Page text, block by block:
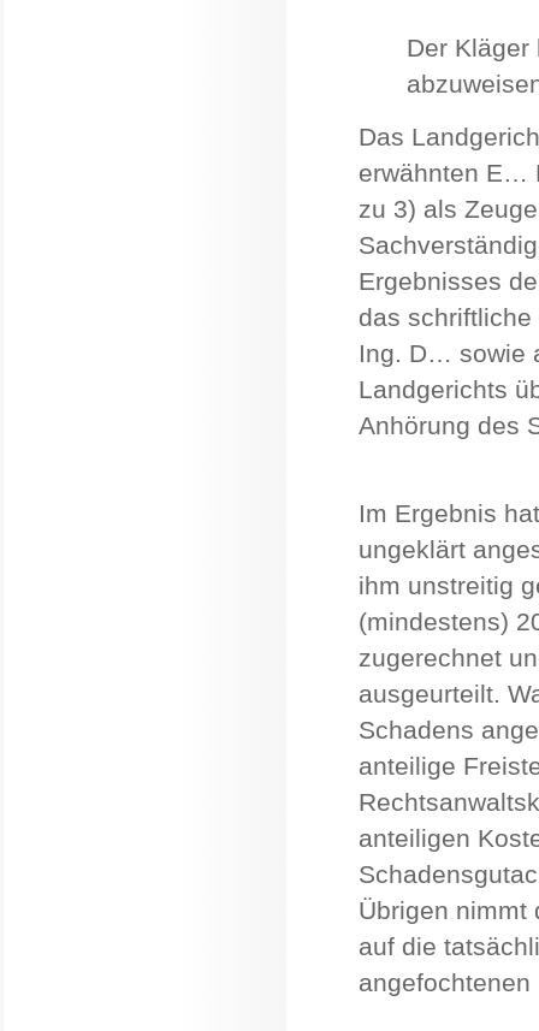
Der Kläger
Das
erwähnten E…
zu 3) als
Ergebnisses
das
Ing. D… sowie
Landgerichts
Anhörung des
Im Ergebnis
ungeklärt
ihm unstreitig
(mindestens)
zugerechnet
ausgeurteilt.
Schadens
anteilige
anteiligen
Übrigen nimmt
auf die
angefochtenen